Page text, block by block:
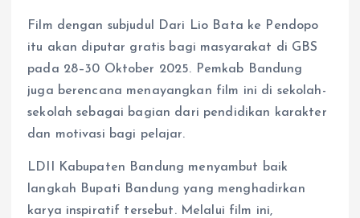
Film dengan subjudul Dari Lio Bata ke Pendopo
itu akan diputar gratis bagi masyarakat di GBS
pada 28–30 Oktober 2025. Pemkab Bandung
juga berencana menayangkan film ini di sekolah-
sekolah sebagai bagian dari pendidikan karakter
dan motivasi bagi pelajar.
LDII Kabupaten Bandung menyambut baik
langkah Bupati Bandung yang menghadirkan
karya inspiratif tersebut. Melalui film ini,